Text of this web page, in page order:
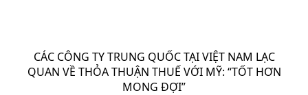
CÁC CÔNG TY TRUNG QUỐC TẠI VIỆT NAM LẠC
QUAN VỀ THỎA THUẬN THUẾ VỚI MỸ: “TỐT HƠN
MONG ĐỢI”